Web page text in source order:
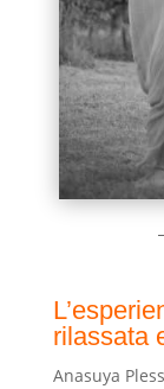
rilassata
Anasuya